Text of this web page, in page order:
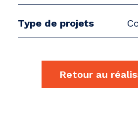
Type de projets
Retour au